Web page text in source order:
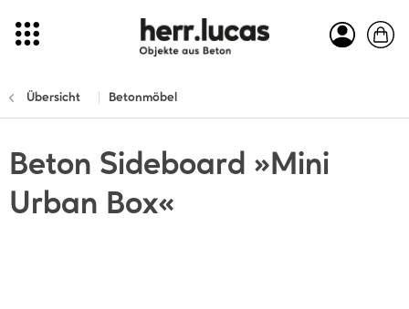
Übersicht Betonmöbel
Beton Sideboard »Mini
Urban Box«